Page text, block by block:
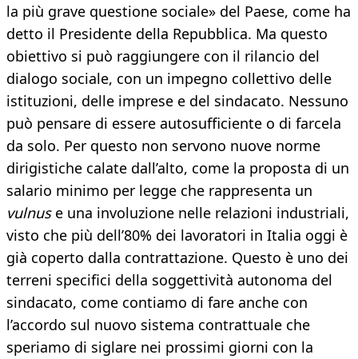
la più grave questione sociale» del Paese, come ha
detto il Presidente della Repubblica. Ma questo
obiettivo si può raggiungere con il rilancio del
dialogo sociale, con un impegno collettivo delle
istituzioni, delle imprese e del sindacato. Nessuno
può pensare di essere autosufficiente o di farcela
da solo. Per questo non servono nuove norme
dirigistiche calate dall’alto, come la proposta di un
salario minimo per legge che rappresenta un
vulnuse una involuzione nelle relazioni industriali,
visto che più dell’80% dei lavoratori in Italia oggi è
già coperto dalla contrattazione. Questo è uno dei
terreni specifici della soggettività autonoma del
sindacato, come contiamo di fare anche con
l’accordo sul nuovo sistema contrattuale che
speriamo di siglare nei prossimi giorni con la